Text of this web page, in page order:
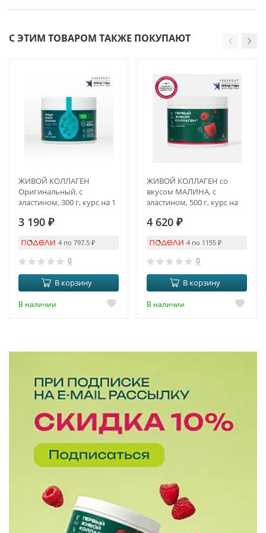
С ЭТИМ ТОВАРОМ ТАКЖЕ ПОКУПАЮТ
ЖИВОЙ КОЛЛАГЕН
Оригинальный, с
эластином, 300 г, курс на 1
3 190 ₽
4 по 797.5 ₽
0
В корзину
В наличии
ЖИВОЙ КОЛЛАГЕН со
вкусом МАЛИНА, с
эластином, 500 г, курс на
4 620 ₽
4 по 1155 ₽
0
В корзину
В наличии